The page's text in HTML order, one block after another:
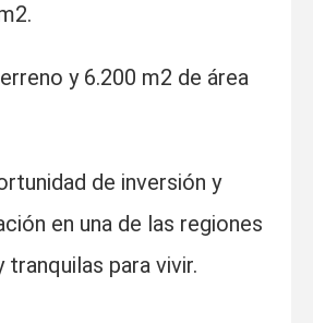
y 6.200 m2 de área
de inversión y
en una de las regiones
tranquilas para vivir.